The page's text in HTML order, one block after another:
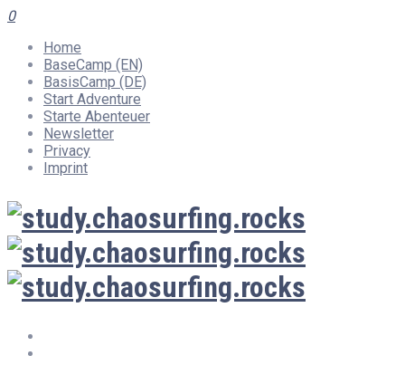
0
Home
BaseCamp (EN)
BasisCamp (DE)
Start Adventure
Starte Abenteuer
Newsletter
Privacy
Imprint